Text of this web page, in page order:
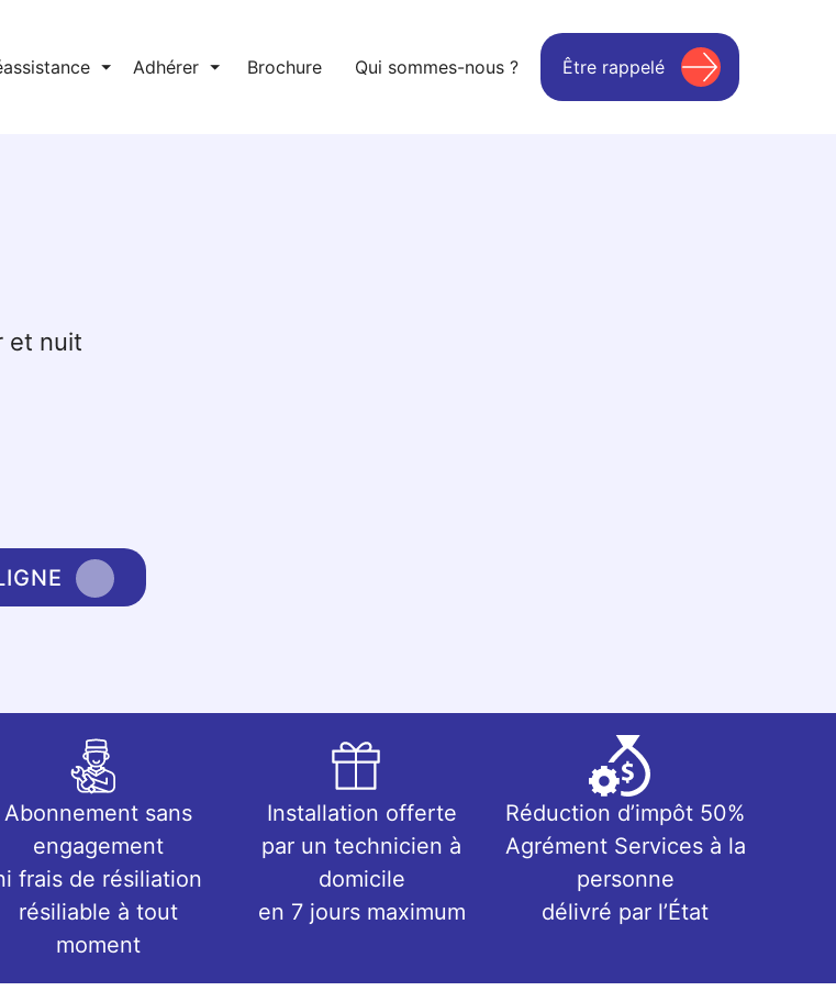
⏷ Adhérer ⏷ Brochure Qui sommes-nous ? Être rappelé
et nuit
Abonnement sans
engagement
frais de résiliation
résiliable à tout
moment
Installation offerte
par un technicien à
domicile
en 7 jours maximum
Réduction d’impôt 50%
Agrément Services à la
personne
délivré par l’État